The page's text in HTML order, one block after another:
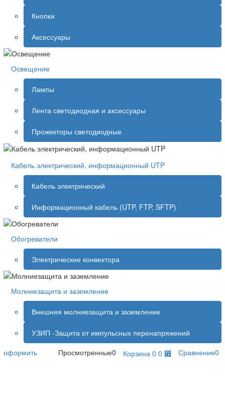
Кнопки
Аксессуары
Освещение
Лампы
Лента светодиодная и аксессуары
Прожекторы светодиодные
Кабель электрический, информационный UTP
Кабель электрический
Информационный кабель (UTP, FTP, SFTP)
Обогреватели
Электрические конвектора
Молниезащита и заземление
Внешняя молниезащита и заземление
УЗИП -Защита от импульсных перенапряжений
оформить
Просмотренные0 Корзина 0 0 ⃏ Сравнение0